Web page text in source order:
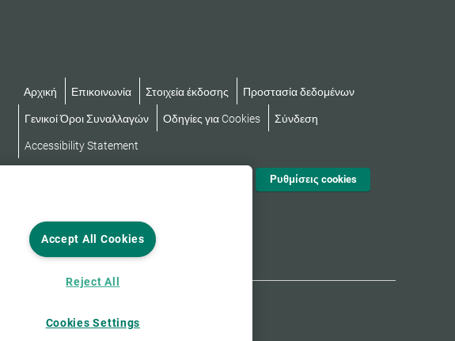
Αρχική Επικοινωνία Στοιχεία έκδοσης Προστασία δεδομένων
Γενικοί Όροι Συναλλαγών Οδηγίες για Cookies Σύνδεση
Accessibility Statement
Ρυθμίσεις cookies
Accept All Cookies
Reject All
Cookies Settings